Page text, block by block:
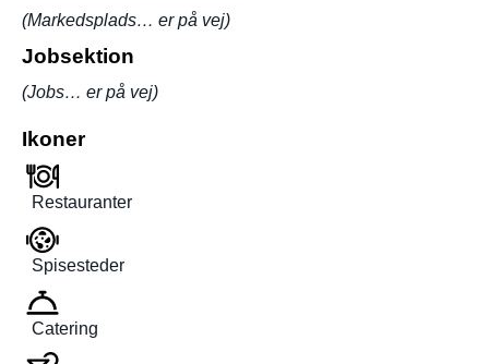
(Markedsplads… er på vej)
Jobsektion
(Jobs… er på vej)
Ikoner
Restauranter
Spisesteder
Catering